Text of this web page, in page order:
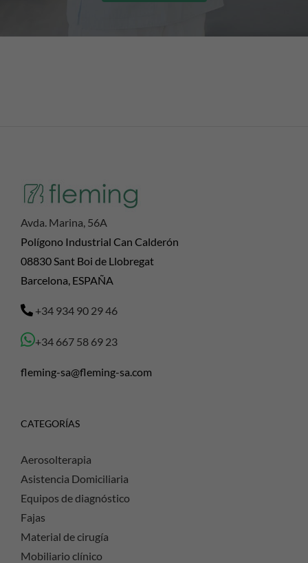
Avda. Marina, 56A
Polígono Industrial Can Calderón
08830 Sant Boi de Llobregat
Barcelona, ESPAÑA
+34 934 90 29 46
+34 667 58 69 23
fleming-sa@fleming-sa.com
CATEGORÍAS
Aerosolterapia
Asistencia Domiciliaria
Equipos de diagnóstico
Fajas
Material de cirugía
Mobiliario clínico